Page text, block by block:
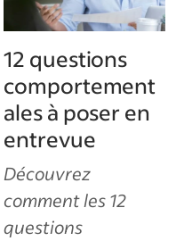
12 questions
comportement
ales à poser en
entrevue
Découvrez
comment les 12
questions